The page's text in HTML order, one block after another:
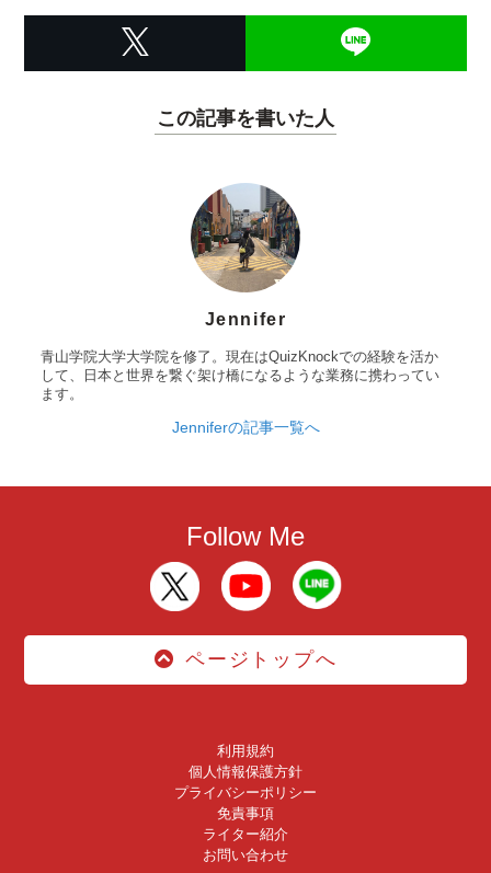
この記事を書いた人
Jennifer
青山学院大学大学院を修了。現在はQuizKnockでの経験を活か
して、日本と世界を繋ぐ架け橋になるような業務に携わってい
ます。
Jenniferの記事一覧へ
Follow Me
ページトップへ
利用規約
個人情報保護方針
プライバシーポリシー
免責事項
ライター紹介
お問い合わせ